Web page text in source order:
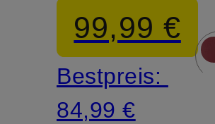
99,99 €
Bestpreis:
84,99 €